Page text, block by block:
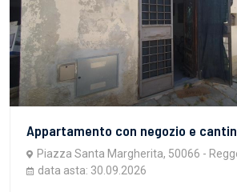
Piazza Santa Margherita, 50066 -
data asta: 30.09.2026